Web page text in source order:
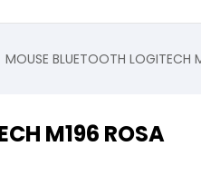
MOUSE BLUETOOTH LOGITECH
M196 ROSA